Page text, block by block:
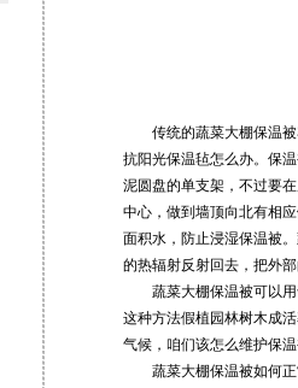
传统的蔬菜大棚保温被
抗阳光保温毡怎么办。保
泥圆盘的单支架，不过要
中心，做到墙顶向北有相
面积水，防止浸湿保温被
的热辐射反射回去，把外
蔬菜大棚保温被可以用
这种方法假植园林树木成
气候，咱们该怎么维护保
蔬菜大棚保温被如何正